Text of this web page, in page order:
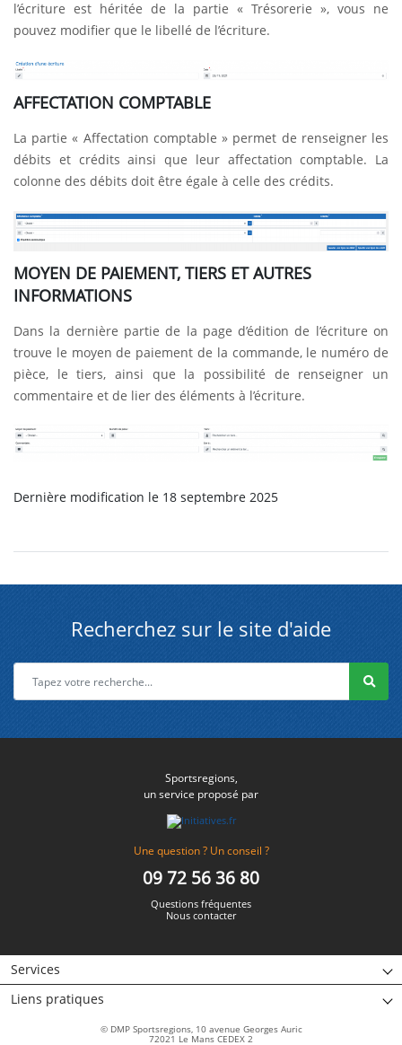
l’écriture est héritée de la partie « Trésorerie », vous ne
pouvez modifier que le libellé de l’écriture.
AFFECTATION COMPTABLE
La partie « Affectation comptable » permet de renseigner les
débits et crédits ainsi que leur affectation comptable. La
colonne des débits doit être égale à celle des crédits.
MOYEN DE PAIEMENT, TIERS ET AUTRES
INFORMATIONS
Dans la dernière partie de la page d’édition de l’écriture on
trouve le moyen de paiement de la commande, le numéro de
pièce, le tiers, ainsi que la possibilité de renseigner un
commentaire et de lier des éléments à l’écriture.
Dernière modification le 18 septembre 2025
Recherchez sur le site d'aide
Sportsregions,
un service proposé par
Une question ? Un conseil ?
09 72 56 36 80
Questions fréquentes
Nous contacter
Services
Liens pratiques
© DMP Sportsregions, 10 avenue Georges Auric
72021 Le Mans CEDEX 2